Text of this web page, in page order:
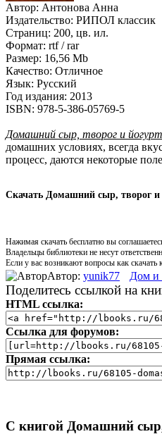
Автор: Антонова Анна
Издательство: РИПОЛ классик
Страниц: 200, цв. ил.
Формат: rtf / rar
Размер: 16,56 Mb
Качество: Отличное
Язык: Русский
Год издания: 2013
ISBN: 978-5-386-05769-5
Домашний сыр, творог и
домашних условиях, всегда
процесс, даются некоторые
Скачать Домашний сыр, творог и
Нажимая скачать бесплатно вы
Владельцы библиотеки не несут
Если у вас возникают вопросы как
Автор: yunik77 Дом и
Поделитесь ссылкой на
HTML ссылка:
Ссылка для форумов:
Прямая ссылка:
С книгой Домашний сыр,